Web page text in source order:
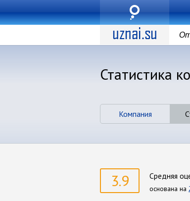
Статистика
Компания
3.9 Средняя
основана на